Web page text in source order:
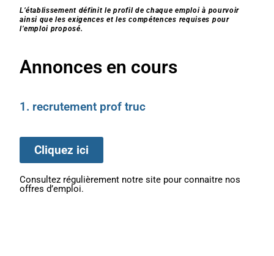
L’établissement définit le profil de chaque emploi à pourvoir
ainsi que les exigences et les compétences requises pour
l’emploi proposé.
Annonces en cours
1. recrutement prof truc
Cliquez ici
Consultez régulièrement notre site pour connaitre nos
offres d’emploi.